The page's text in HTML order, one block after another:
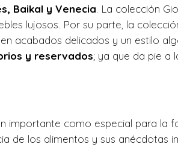
Baikal y Venecia . La colección
lujosos. Por su parte, la
acabados delicados y un estilo
y reservados; ya que da pie a
como especial para la
de los alimentos y sus anécdotas